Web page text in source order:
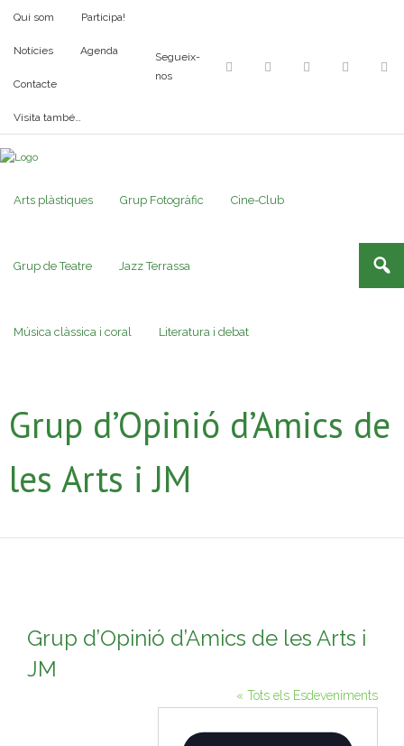
Qui som Participa!
Notícies Agenda
Contacte
Visita també…
Segueix-
nos
Arts plàstiques Grup Fotogràfic Cine-Club
Grup de Teatre Jazz Terrassa
Música clàssica i coral Literatura i debat
Grup d’Opinió d’Amics de
les Arts i JM
Grup d’Opinió d’Amics de les Arts i
JM
« Tots els Esdeveniments